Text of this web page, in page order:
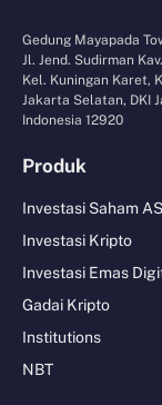
Gedung Mayapada
Jl. Jend. Sudirman
Kel. Kuningan Karet,
Jakarta Selatan, DKI
Indonesia 12920
Produk
Investasi Saham AS
Investasi Kripto
Investasi Emas
Gadai Kripto
Institutions
NBT